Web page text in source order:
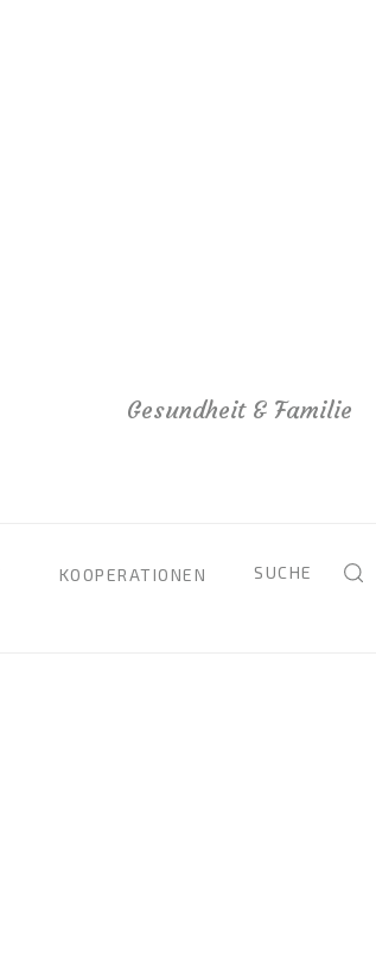
Gesundheit & Familie
KOOPERATIONEN SUCHE